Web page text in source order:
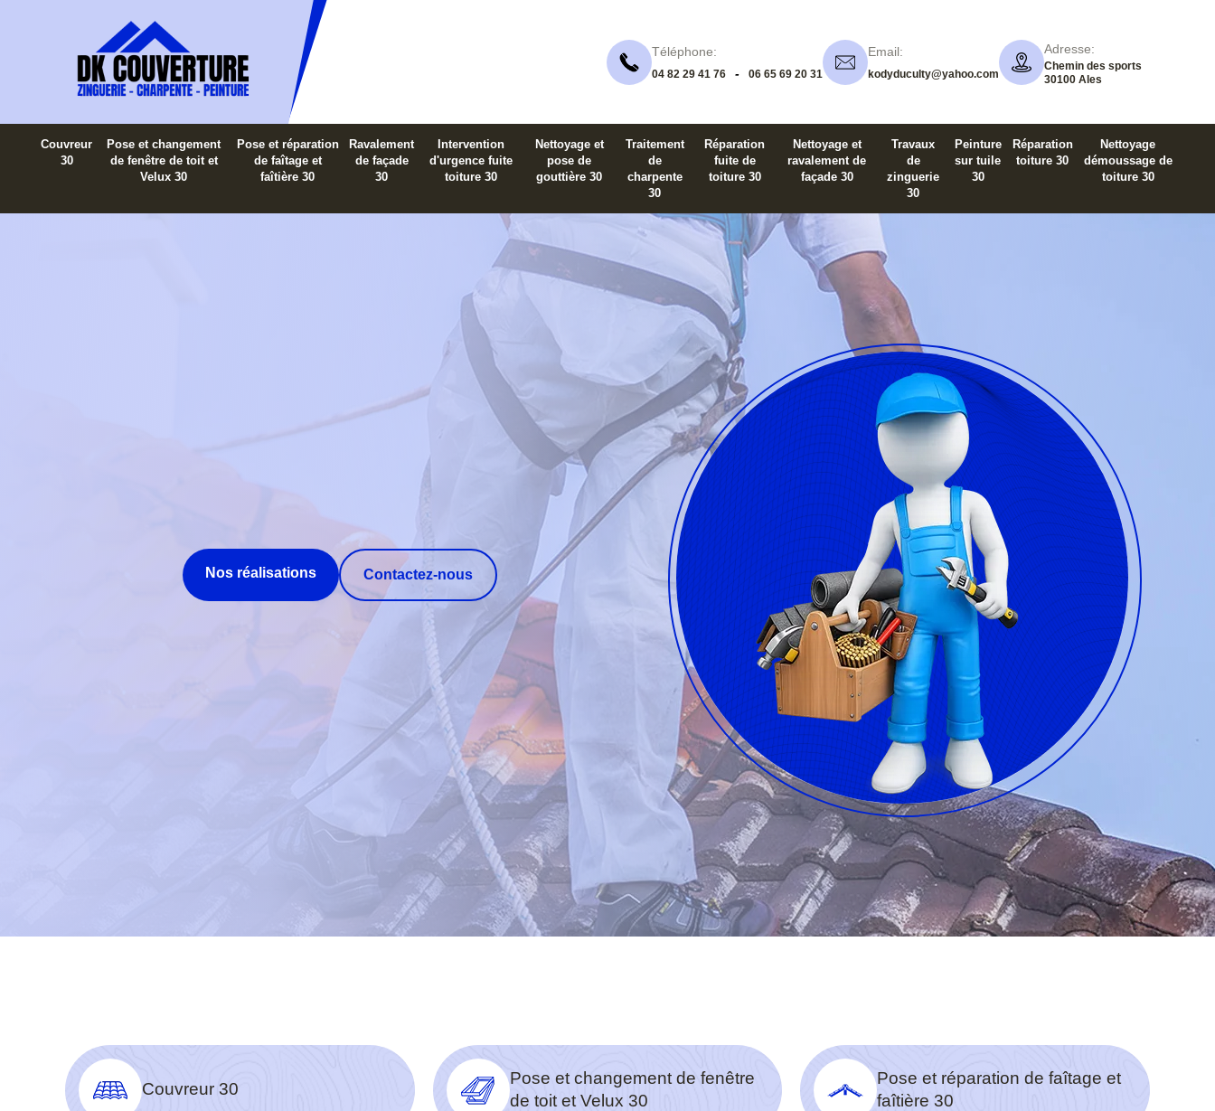
Téléphone:
04 82 29 41 76 - 06 65 69 20 31
Email:
kodyduculty@yahoo.com
Adresse:
Chemin des sports
30100 Ales
Couvreur
30
Pose et changement
de fenêtre de toit et
Velux 30
Pose et réparation
de faîtage et
faîtière 30
Ravalement
de façade
30
Intervention
d'urgence fuite
toiture 30
Nettoyage et
pose de
gouttière 30
Traitement
de
charpente
30
Réparation
fuite de
toiture 30
Nettoyage et
ravalement de
façade 30
Travaux
de
zinguerie
30
Peinture
sur tuile
30
Réparation
toiture 30
Nettoyage
démoussage de
toiture 30
Nos réalisations Contactez-nous
Couvreur 30
Pose et changement de fenêtre
de toit et Velux 30
Pose et réparation de faîtage et
faîtière 30